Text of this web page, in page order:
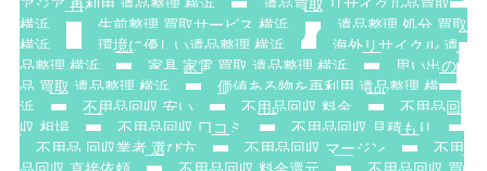
アジア 再利用 遺品整理 横浜
遺品買取 リサイクル品買取
横浜
生前整理 買取サービス 横浜
遺品整理 処分 買取
横浜
環境に優しい遺品整理 横浜
海外リサイクル 遺
品整理 横浜
家具 家電 買取 遺品整理 横浜
思い出の
品 買取 遺品整理 横浜
価値ある物を再利用 遺品整理 横
浜
不用品回収 安い 不用品回収 料金
不用品回
収 相場
不用品回収 口コミ
不用品回収 見積もり
不用品 回収業者 選び方
不用品回収 マージン
不用